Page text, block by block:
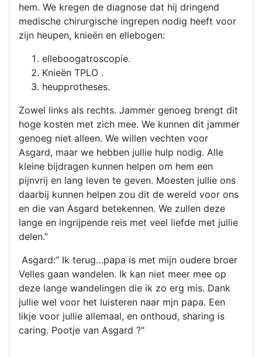
hem. We kregen de diagnose dat hij dringend
medische chirurgische ingrepen nodig heeft voor
zijn heupen, knieën en ellebogen:
elleboogatroscopie.
Knieën TPLO .
heupprotheses.
Zowel links als rechts. Jammer genoeg brengt dit
hoge kosten met zich mee. We kunnen dit jammer
genoeg niet alleen. We willen vechten voor
Asgard, maar we hebben jullie hulp nodig. Alle
kleine bijdragen kunnen helpen om hem een
pijnvrij en lang leven te geven. Moesten jullie ons
daarbij kunnen helpen zou dit de wereld voor ons
en die van Asgard betekennen. We zullen deze
lange en ingrijpende reis met veel liefde met jullie
delen.”
Asgard:” Ik terug…papa is met mijn oudere broer
Velles gaan wandelen. Ik kan niet meer mee op
deze lange wandelingen die ik zo erg mis. Dank
jullie wel voor het luisteren naar mjn papa. Een
likje voor jullie allemaal, en onthoud, sharing is
caring. Pootje van Asgard ?"